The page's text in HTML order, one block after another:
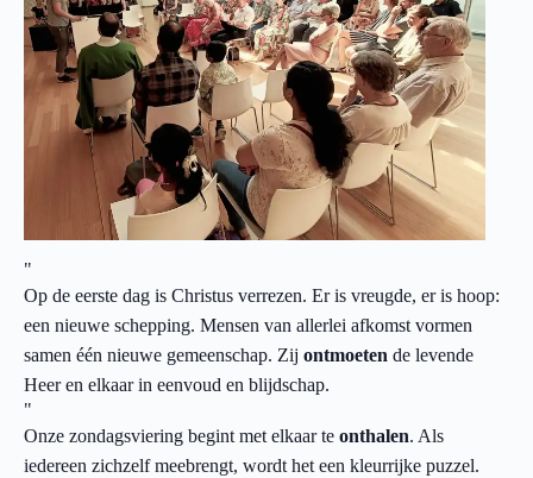
Op de eerste dag is Christus verrezen. Er is vreugde, er is hoop:
een nieuwe schepping. Mensen van allerlei afkomst vormen
samen één nieuwe gemeenschap. Zij ontmoeten de levende
Heer en elkaar in eenvoud en blijdschap.
Onze zondagsviering begint met elkaar te onthalen. Als
iedereen zichzelf meebrengt, wordt het een kleurrijke puzzel.